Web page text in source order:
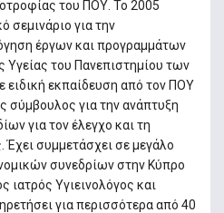
του ΠΟΥ. Το 2005
σεμινάριο για την
έργων και προγραμμάτων
Υγείας του Πανεπιστημίου των
ειδική εκπαίδευση από τον ΠΟΥ
σύμβουλος για την ανάπτυξη
για τον έλεγχο και τη
συμμετάσχει σε μεγάλο
συνεδρίων στην Κύπρο
ιατρός Υγιεινολόγος και
για περισσότερα από 40